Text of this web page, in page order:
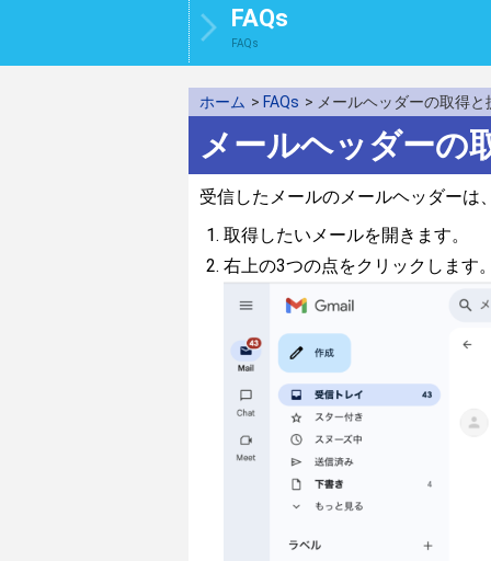
FAQs
FAQs
ホーム > FAQs > メールヘッダーの取得
メールヘッダーの
受信したメールのメールヘッダーは
取得したいメールを開きます。
右上の3つの点をクリックします